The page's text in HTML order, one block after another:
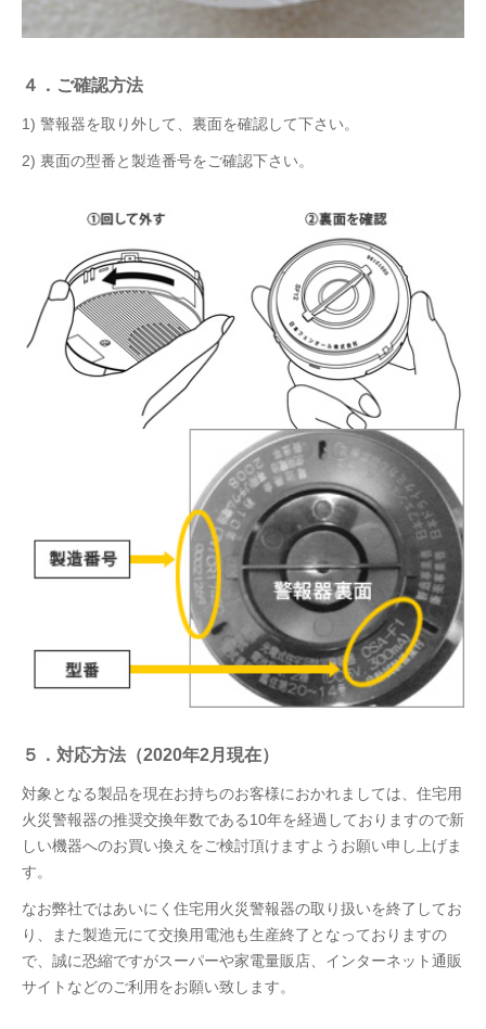
４．ご確認方法
1) 警報器を取り外して、裏面を確認して下さい。
2) 裏面の型番と製造番号をご確認下さい。
５．対応方法（2020年2月現在）
対象となる製品を現在お持ちのお客様におかれましては、住宅用
火災警報器の推奨交換年数である10年を経過しておりますので新
しい機器へのお買い換えをご検討頂けますようお願い申し上げま
す。
なお弊社ではあいにく住宅用火災警報器の取り扱いを終了してお
り、また製造元にて交換用電池も生産終了となっておりますの
で、誠に恐縮ですがスーパーや家電量販店、インターネット通販
サイトなどのご利用をお願い致します。